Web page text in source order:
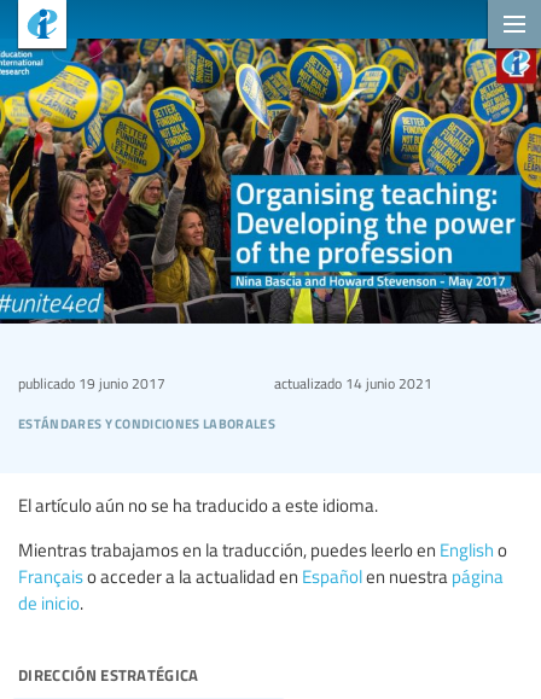
estándares y condiciones laborales
publicado 19 junio 2017 actualizado14 junio 2021
El artículo aún no se ha traducido a este idioma.
Mientras trabajamos en la traducción, puedes leerlo en English o
Françaiso acceder a la actualidad en Españolen nuestra página
de inicio.
dirección estratégica